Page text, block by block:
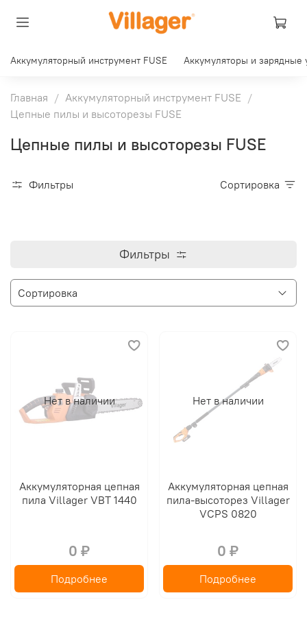
Аккумуляторный инструмент FUSE Аккумуляторы и зарядные
Главная
Аккумуляторный инструмент FUSE
Цепные пилы и высоторезы FUSE
Цепные пилы и высоторезы FUSE
Фильтры Сортировка
Фильтры
Нет в наличии
Аккумуляторная цепная
пила Villager VBT 1440
0 ₽
Подробнее
Нет в наличии
Аккумуляторная цепная
пила-высоторез Villager
VCPS 0820
0 ₽
Подробнее